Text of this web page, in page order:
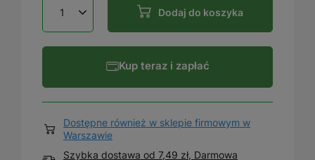
Dodaj do koszyka
Kup teraz i zapłać
Dostępne również w sklepie firmowym w
Warszawie
Szybka dostawa od 7,49 zł, Darmowa